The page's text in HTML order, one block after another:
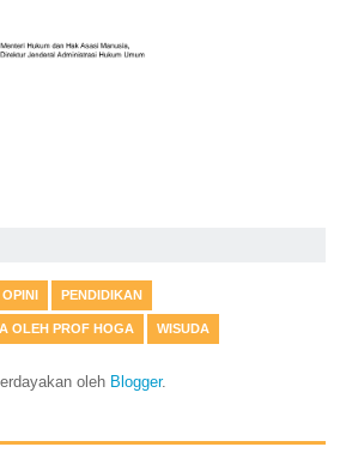
OPINI PENDIDIKAN
OLEH PROF HOGA WISUDA
oleh Blogger.